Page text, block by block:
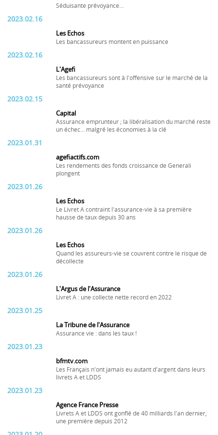
Séduisante prévoyance...
2023.02.16
Les Echos
Les bancassureurs montent en puissance
2023.02.16
L'Agefi
Les bancassureurs sont à l'offensive sur le marché de la
santé prévoyance
2023.02.15
Capital
Assurance emprunteur ; la libéralisation du marché reste
un échec... malgré les économies à la clé
2023.01.31
agefiactifs.com
Les rendements des fonds croissance de Generali
plongent
2023.01.26
Les Echos
Le Livret A contraint l'assurance-vie à sa première
hausse de taux depuis 30 ans
2023.01.26
Les Echos
Quand les assureurs-vie se couvrent contre le risque de
décollecte
2023.01.26
L'Argus de l'Assurance
Livret A : une collecte nette record en 2022
2023.01.25
La Tribune de l'Assurance
Assurance vie : dans les taux !
2023.01.23
bfmtv.com
Les Français n'ont jamais eu autant d'argent dans leurs
livrets A et LDDS
2023.01.23
Agence France Presse
Livrets A et LDDS ont gonflé de 40 milliards l'an dernier,
une première depuis 2012